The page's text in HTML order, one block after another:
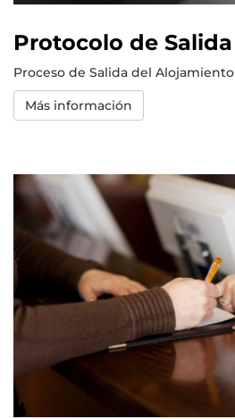
Protocolo de Salida
Proceso de Salida del Alojamiento
Más información